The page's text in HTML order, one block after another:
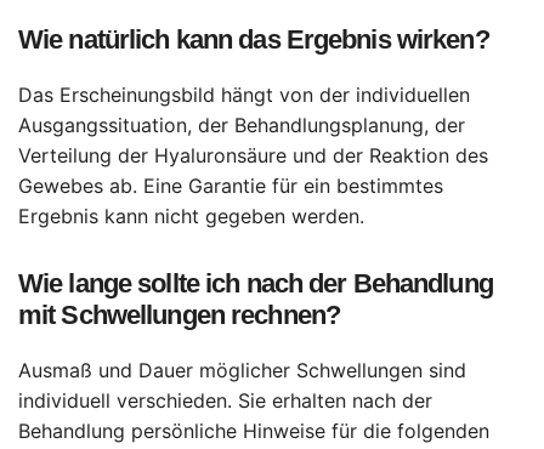
Wie natürlich kann das Ergebnis wirken?
Das Erscheinungsbild hängt von der individuellen
Ausgangssituation, der Behandlungsplanung, der
Verteilung der Hyaluronsäure und der Reaktion des
Gewebes ab. Eine Garantie für ein bestimmtes
Ergebnis kann nicht gegeben werden.
Wie lange sollte ich nach der Behandlung
mit Schwellungen rechnen?
Ausmaß und Dauer möglicher Schwellungen sind
individuell verschieden. Sie erhalten nach der
Behandlung persönliche Hinweise für die folgenden